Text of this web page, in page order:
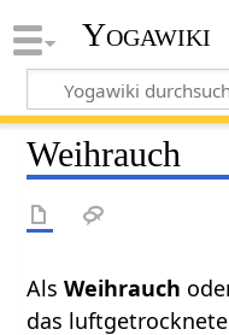
Yogawiki
Weihrauch
Als
das